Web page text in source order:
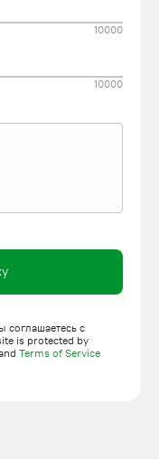
10000
10000
соглашаетесь с
is protected by
Terms of Service